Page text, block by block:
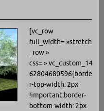
[vc_row
full_width= »stretch
_row »
css= ».vc_custom_14
62804680596{borde
r-top-width: 2px
!important;border-
bottom-width: 2px